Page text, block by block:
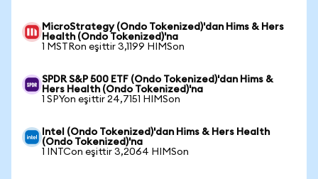
MicroStrategy (Ondo Tokenized)'dan Hims & Hers
Health (Ondo Tokenized)'na
1 MSTRon eşittir 3,1199 HIMSon
SPDR S&P 500 ETF (Ondo Tokenized)'dan Hims &
Hers Health (Ondo Tokenized)'na
1 SPYon eşittir 24,7151 HIMSon
Intel (Ondo Tokenized)'dan Hims & Hers Health
(Ondo Tokenized)'na
1 INTCon eşittir 3,2064 HIMSon